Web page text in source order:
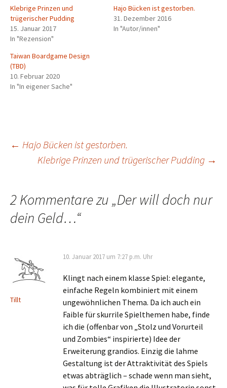
Klebrige Prinzen und
trügerischer Pudding
15. Januar 2017
In "Rezension"
Hajo Bücken ist gestorben.
31. Dezember 2016
In "Autor/innen"
Taiwan Boardgame Design
(TBD)
10. Februar 2020
In "In eigener Sache"
Beitragsnavigation
← Hajo Bücken ist gestorben.
Klebrige Prinzen und trügerischer Pudding →
2 Kommentare zu „Der will doch nur
dein Geld…“
Tillt
10. Januar 2017 um 7:27 p.m. Uhr
Klingt nach einem klasse Spiel: elegante,
einfache Regeln kombiniert mit einem
ungewöhnlichen Thema. Da ich auch ein
Faible für skurrile Spielthemen habe, finde
ich die (offenbar von „Stolz und Vorurteil
und Zombies“ inspirierte) Idee der
Erweiterung grandios. Einzig die lahme
Gestaltung ist der Attraktivität des Spiels
etwas abträglich – schade wenn man sieht,